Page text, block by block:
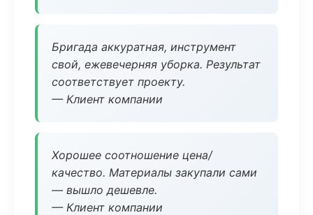
Бригада аккуратная, инструмент
свой, ежевечерняя уборка. Результат
соответствует проекту.
— Клиент компании
Хорошее соотношение цена/
качество. Материалы закупали сами
— вышло дешевле.
— Клиент компании